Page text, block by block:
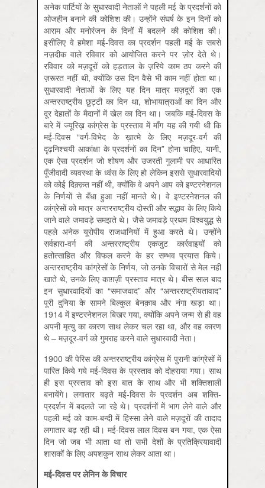
अनेक पार्टियों के सुधारवादी नेताओं ने पहली मई के प्रदर्शनों को
ओजहीन बनाने की कोशिश की। उन्होंने संघर्ष के इन दिनों को
आराम और मनोरंजन के दिनों में बदलने की कोशिश की।
इसीलिए वे हमेशा मई-दिवस का प्रदर्शन पहली मई के सबसे
नज़दीक वाले रविवार को आयोजित करने पर ज़ोर देते थे।
रविवार को मज़दूरों को हड़ताल के ज़रिये काम ठप करने की
ज़रूरत नहीं थी, क्योंकि उस दिन वैसे भी काम नहीं होता था।
सुधारवादी नेताओं के लिए यह दिन मात्र मज़दूरों का एक
अन्तरराष्ट्रीय छुट्टी का दिन था, शोभायात्राओं का दिन और
दूर देहातों के मैदानों में खेल का दिन था। जबकि मई-दिवस के
बारे में ज्यूरिख़ कांग्रेस के प्रस्ताव में माँग यह की गयी थी कि
मई-दिवस “वर्ग-विभेद के ख़ात्मे के लिए मज़दूर-वर्ग की
दृढ़निश्चयी आकांक्षा के प्रदर्शनों का दिन” होना चाहिए, यानी,
एक ऐसा प्रदर्शन जो शोषण और उजरती गुलामी पर आधारित
पूँजीवादी व्यवस्था के ध्वंस के लिए हो लेकिन इससे सुधारवादियों
को कोई दिक़्क़त नहीं थी, क्योंकि वे अपने आप को इण्टरनेशनल
के निर्णयों से बँधा हुआ नहीं मानते थे। वे इण्टरनेशनल की
कांग्रेसों को मात्र अन्तरराष्ट्रीय दोस्ती और सद्भाव के लिए किये
जाने वाले जमावड़े समझते थे। जैसे जमावड़े प्रथम विश्वयुद्ध से
पहले अनेक यूरोपीय राजधानियों में हुआ करते थे। उन्होंने
सर्वहारा-वर्ग की अन्तरराष्ट्रीय एकजुट कार्रवाइयों को
हतोत्साहित और विफल करने के हर सम्भव प्रयास किये।
अन्तरराष्ट्रीय कांग्रेसों के निर्णय, जो उनके विचारों से मेल नहीं
खाते थे, उनके लिए काग़ज़ी प्रस्ताव मात्र थे। बीस साल बाद
इन सुधारवादियों का “समाजवाद” और “अन्तरराष्ट्रीयतावाद”
पूरी दुनिया के सामने बिल्कुल बेनक़ाब और नंगा खड़ा था।
1914 में इण्टरनेशनल बिखर गया, क्योंकि अपने जन्म से ही वह
अपनी मृत्यु का कारण साथ लेकर चल रहा था, और वह कारण
थे – मज़दूर-वर्ग को गुमराह करने वाले सुधारवादी नेता।
1900 की पेरिस की अन्तरराष्ट्रीय कांग्रेस में पुरानी कांग्रेसों में
पारित किये गये मई-दिवस के प्रस्ताव को दोहराया गया। साथ
ही इस प्रस्ताव को इस बात के साथ और भी शक्तिशाली
बनायेंगे। लगातार बढ़ते मई-दिवस के प्रदर्शन अब शक्ति-
प्रदर्शन में बदलते जा रहे थे। प्रदर्शनों में भाग लेने वाले और
पहली मई को काम-बन्दी में हिस्सा लेने वाले मज़दूरों की तादाद
लगातार बढ़ रही थी। मई-दिवस लाल दिवस बन गया, एक ऐसा
दिन जो जब भी आता था तो सभी देशों के प्रतिक्रियावादी
शासकों के लिए अपशकुन साथ लेकर आता था।
मई-दिवस पर लेनिन के विचार